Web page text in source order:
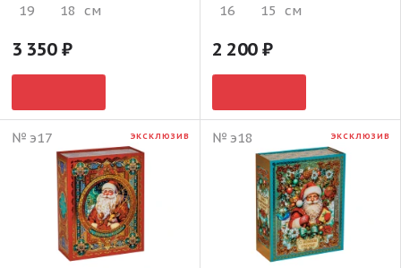
19
18 см
3 350
16
15 см
2 200
№ э17 ЭКСКЛЮЗИВ № э18 ЭКСКЛЮЗИВ